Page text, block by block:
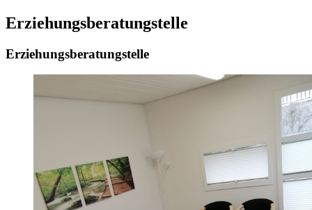
Erziehungsberatungstelle
Erziehungsberatungstelle